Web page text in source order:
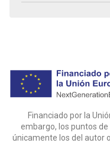
Financiado por la
embargo, los puntos
únicamente los del autor